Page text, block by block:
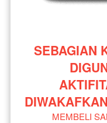
SEBAGIAN
MEMBELI